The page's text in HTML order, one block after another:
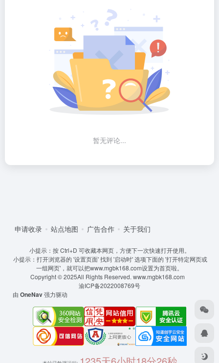
暂无评论...
申请收录 站点地图 广告合作 关于我们
小提示：按 Ctrl+D 可收藏本网页，方便下一次快速打开使用。
小提示：打开浏览器的 '设置页面' 找到 '启动时' 选项下面的 '打开特定网页或
一组网页'，就可以把www.mgbk168.com设置为首页啦。
Copyright © 2025All Rights Reserved. www.mgbk168.com
渝ICP备2022008769号
由 OneNav强力驱动